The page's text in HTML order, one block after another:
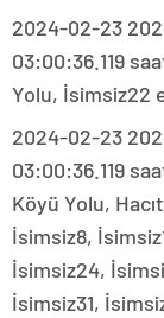
2024-02-23
03:00:36.119
Yolu, İsimsiz22
2024-02-23
03:00:36.119
Köyü Yolu,
İsimsiz8,
İsimsiz24,
İsimsiz31,